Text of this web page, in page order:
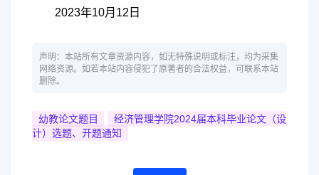
2023年10月12日
声明：本站所有文章资源内容，如无特殊说明或标注，均为采集
网络资源。如若本站内容侵犯了原著者的合法权益，可联系本站
删除。
幼教论文题目
经济管理学院2024届本科毕业论文（设
计）选题、开题通知